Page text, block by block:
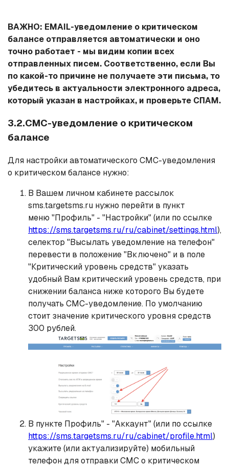
ВАЖНО: EMAIL-уведомление о критическом
балансе отправляется автоматически и оно
точно работает - мы видим копии всех
отправленных писем. Соответственно, если Вы
по какой-то причине не получаете эти письма, то
убедитесь в актуальности электронного адреса,
который указан в настройках, и проверьте СПАМ.
3.2.СМС-уведомление о критическом
балансе
Для настройки автоматического СМС-уведомления
о критическом балансе нужно:
В Вашем личном кабинете рассылок
sms.targetsms.ru нужно перейти в пункт
меню "Профиль" - "Настройки" (или по ссылке
https://sms.targetsms.ru/ru/cabinet/settings.html),
селектор "Высылать уведомление на телефон"
перевести в положение "Включено" и в поле
"Критический уровень средств" указать
удобный Вам критический уровень средств, при
снижении баланса ниже которого Вы будете
получать СМС-уведомление. По умолчанию
стоит значение критического уровня средств
300 рублей.
В пункте Профиль" - "Аккаунт" (или по ссылке
https://sms.targetsms.ru/ru/cabinet/profile.html)
укажите (или актуализируйте) мобильный
телефон для отправки СМС о критическом